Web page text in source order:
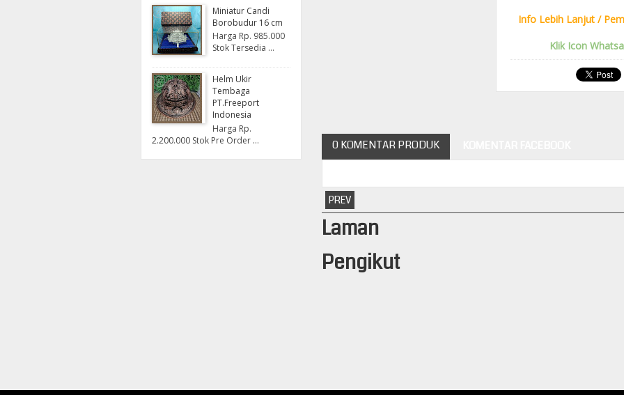
Info Lebih Lanjut /
Klik Icon
0 KOMENTAR PRODUK
PREV
Laman
Pengikut
Miniatur Candi
Borobudur 16 cm
Harga Rp. 985.000
Stok Tersedia ...
Helm Ukir
Tembaga
PT.Freeport
Indonesia
Harga Rp.
2.200.000 Stok Pre Order ...